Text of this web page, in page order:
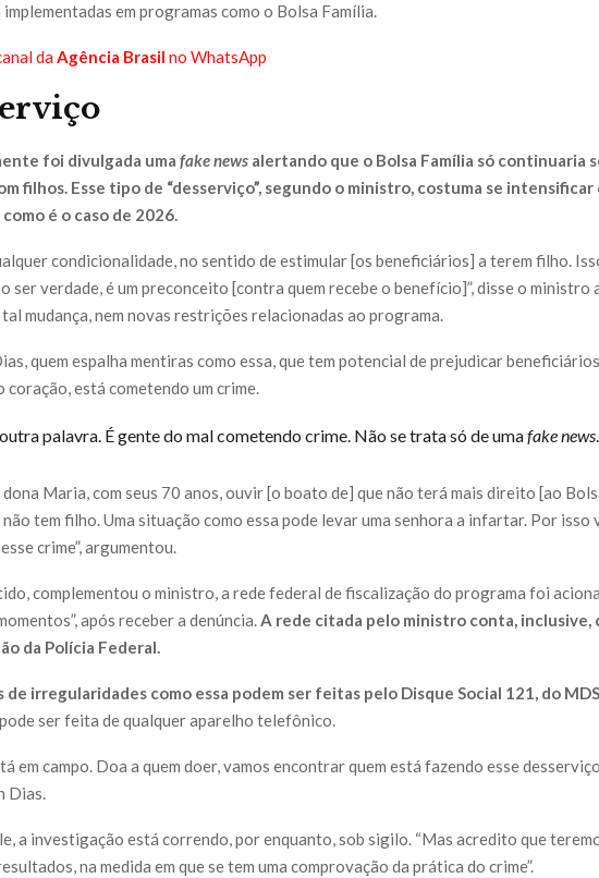
implementadas em programas como o Bolsa Família.
da Agência Brasil no WhatsApp
foi divulgada uma fake news alertando que o Bolsa Família só continuaria
filhos. Esse tipo de “desserviço”, segundo o ministro, costuma se intensificar
é o caso de 2026.
condicionalidade, no sentido de estimular [os beneficiários] a terem filho.
ser verdade, é um preconceito [contra quem recebe o benefício]”, disse o
mudança, nem novas restrições relacionadas ao programa.
quem espalha mentiras como essa, que tem potencial de prejudicar
coração, está cometendo um crime.
palavra. É gente do mal cometendo crime. Não se trata só de umafake news
dona Maria, com seus 70 anos, ouvir [o boato de] que não terá mais direito [ao
tem filho. Uma situação como essa pode levar uma senhora a infartar. Por isso
crime”, argumentou.
complementou o ministro, a rede federal de fiscalização do programa foi
após receber a denúncia.A rede citada pelo ministro conta, inclusive,
da Polícia Federal.
de irregularidades como essa podem ser feitas pelo Disque Social 121, do
ser feita de qualquer aparelho telefônico.
em campo. Doa a quem doer, vamos encontrar quem está fazendo esse
Dias.
a investigação está correndo, por enquanto, sob sigilo. “Mas acredito que
na medida em que se tem uma comprovação da prática do crime”.